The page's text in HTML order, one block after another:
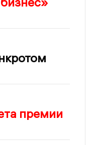
премии